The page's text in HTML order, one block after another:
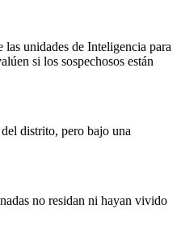
las unidades de Inteligencia para
si los sospechosos están
distrito, pero bajo una
no residan ni hayan vivido